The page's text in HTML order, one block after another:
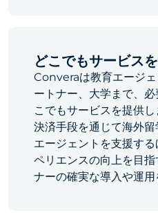
どこでもサービス
Converaは教育エージ
ートナー、大学まで、
こでもサービスを提供
決済手段を通じて海外
エージェントを支援す
ペリエンスの向上を目
ナーの確実な導入や運用